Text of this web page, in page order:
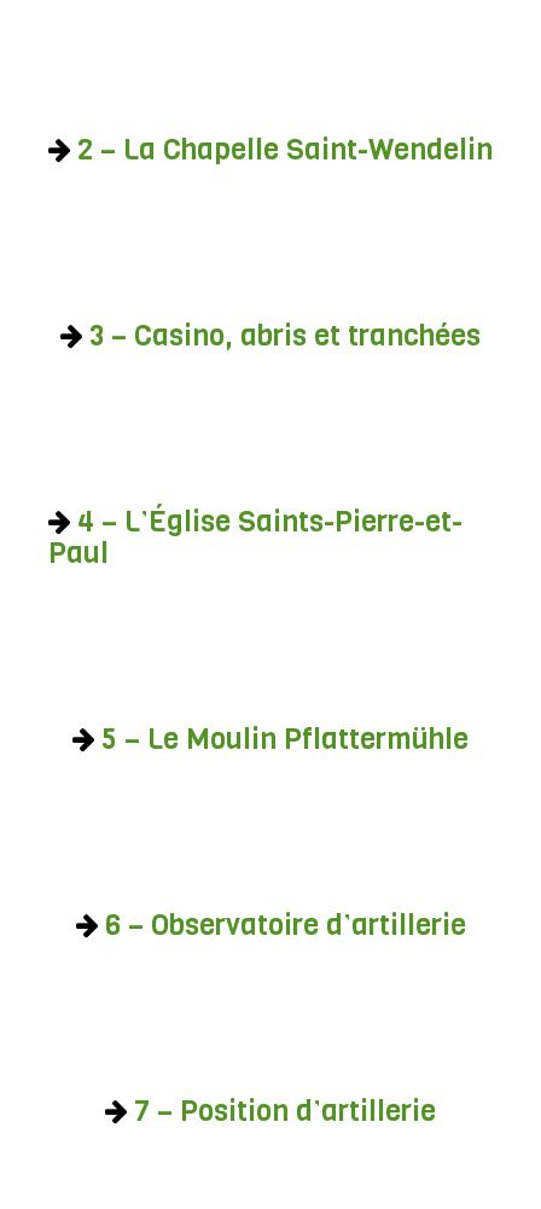
2 – La Chapelle Saint-Wendelin
3 – Casino, abris et tranchées
4 – L’Église Saints-Pierre-et-
Paul
5 – Le Moulin Pflattermühle
6 – Observatoire d’artillerie
7 – Position d’artillerie